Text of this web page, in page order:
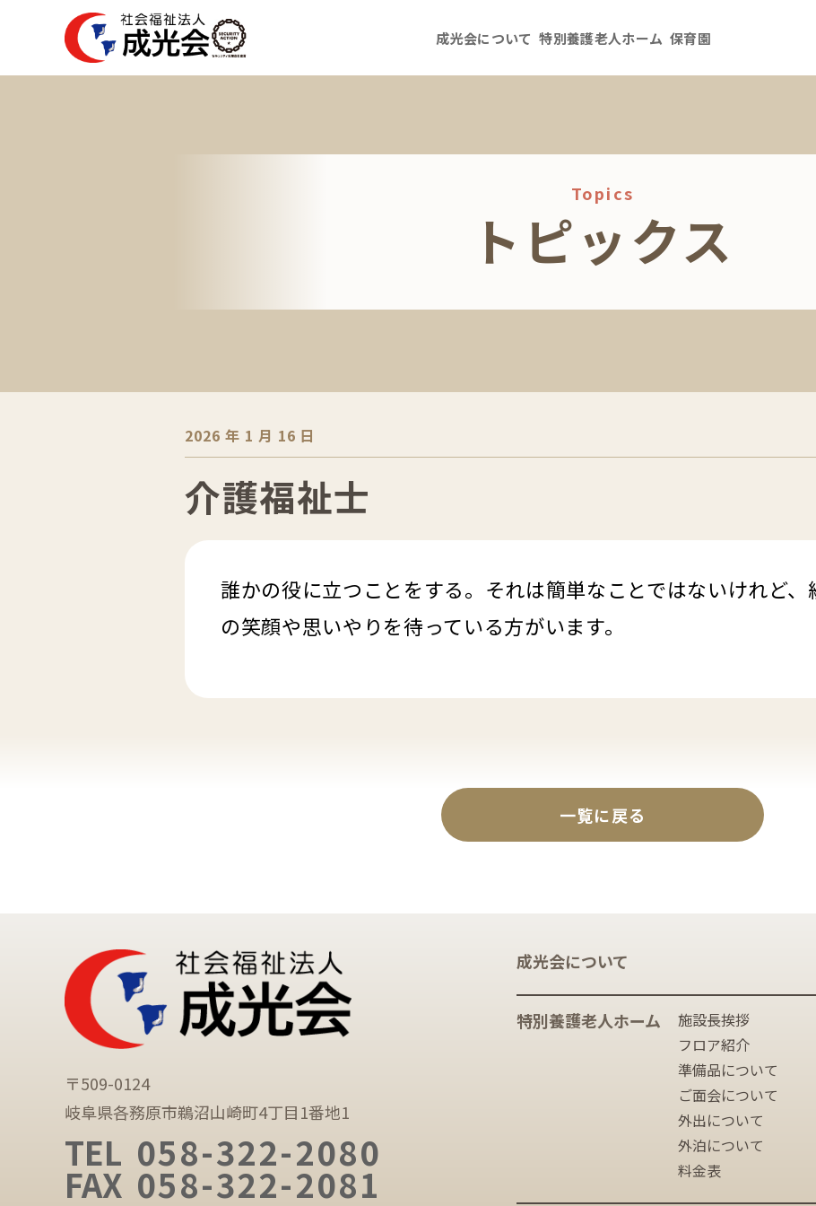
成光会について 特別養護老人ホーム 保育園
Topics
トピックス
2026 年 1 月 16 日
介護福祉士
誰かの役に立つことをする。それは簡単なことではないけれど、
の笑顔や思いやりを待っている方がいます。
一覧に戻る
〒509-0124
岐阜県各務原市鵜沼山崎町4丁目1番地1
TEL 058-322-2080
FAX 058-322-2081
成光会について
特別養護老人ホーム
施設長挨拶
フロア紹介
準備品について
ご面会について
外出について
外泊について
料金表